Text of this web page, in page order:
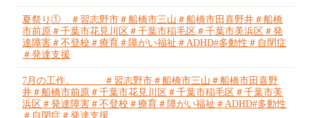
夏祭り① ＃習志野市＃船橋市三山＃船橋市田喜野井＃船橋
市前原＃千葉市花見川区＃千葉市稲毛区＃千葉市美浜区＃発
達障害＃不登校＃療育＃障がい福祉＃ADHD#多動性＃自閉症
＃発達支援
7月の工作。 ＃習志野市＃船橋市三山＃船橋市田喜野
井＃船橋市前原＃千葉市花見川区＃千葉市稲毛区＃千葉市美
浜区＃発達障害＃不登校＃療育＃障がい福祉＃ADHD#多動性
＃自閉症＃発達支援